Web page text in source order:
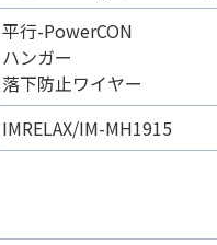
平行-PowerCON
ハンガー
落下防止ワイヤー
IMRELAX/IM-MH1915